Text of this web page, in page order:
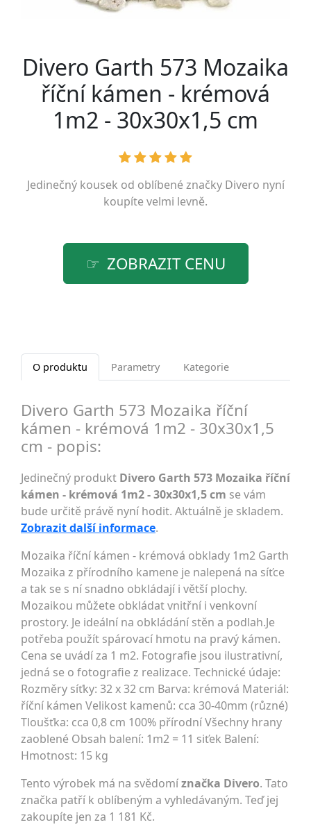
Divero Garth 573 Mozaika
říční kámen - krémová
1m2 - 30x30x1,5 cm
Jedinečný kousek od oblíbené značky Divero nyní
koupíte velmi levně.
ZOBRAZIT CENU
O produktu Parametry Kategorie
Divero Garth 573 Mozaika říční
kámen - krémová 1m2 - 30x30x1,5
cm - popis:
Jedinečný produkt Divero Garth 573 Mozaika říční
kámen - krémová 1m2 - 30x30x1,5 cm se vám
bude určitě právě nyní hodit. Aktuálně je skladem.
Zobrazit další informace.
Mozaika říční kámen - krémová obklady 1m2 Garth
Mozaika z přírodního kamene je nalepená na síťce
a tak se s ní snadno obkládají i větší plochy.
Mozaikou můžete obkládat vnitřní i venkovní
prostory. Je ideální na obkládání stěn a podlah.Je
potřeba použít spárovací hmotu na pravý kámen.
Cena se uvádí za 1 m2. Fotografie jsou ilustrativní,
jedná se o fotografie z realizace. Technické údaje:
Rozměry síťky: 32 x 32 cm Barva: krémová Materiál:
říční kámen Velikost kamenů: cca 30-40mm (různé)
Tloušťka: cca 0,8 cm 100% přírodní Všechny hrany
zaoblené Obsah balení: 1m2 = 11 siťek Balení:
Hmotnost: 15 kg
Tento výrobek má na svědomíznačka Divero. Tato
značka patří k oblíbeným a vyhledávaným. Teď jej
zakoupíte jen za 1 181 Kč.